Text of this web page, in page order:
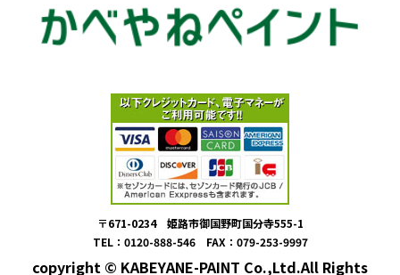
〒671-0234 姫路市御国野町国分寺555-1
TEL：0120-888-546 FAX：079-253-9997
copyright © KABEYANE-PAINT Co.,Ltd.All Rights